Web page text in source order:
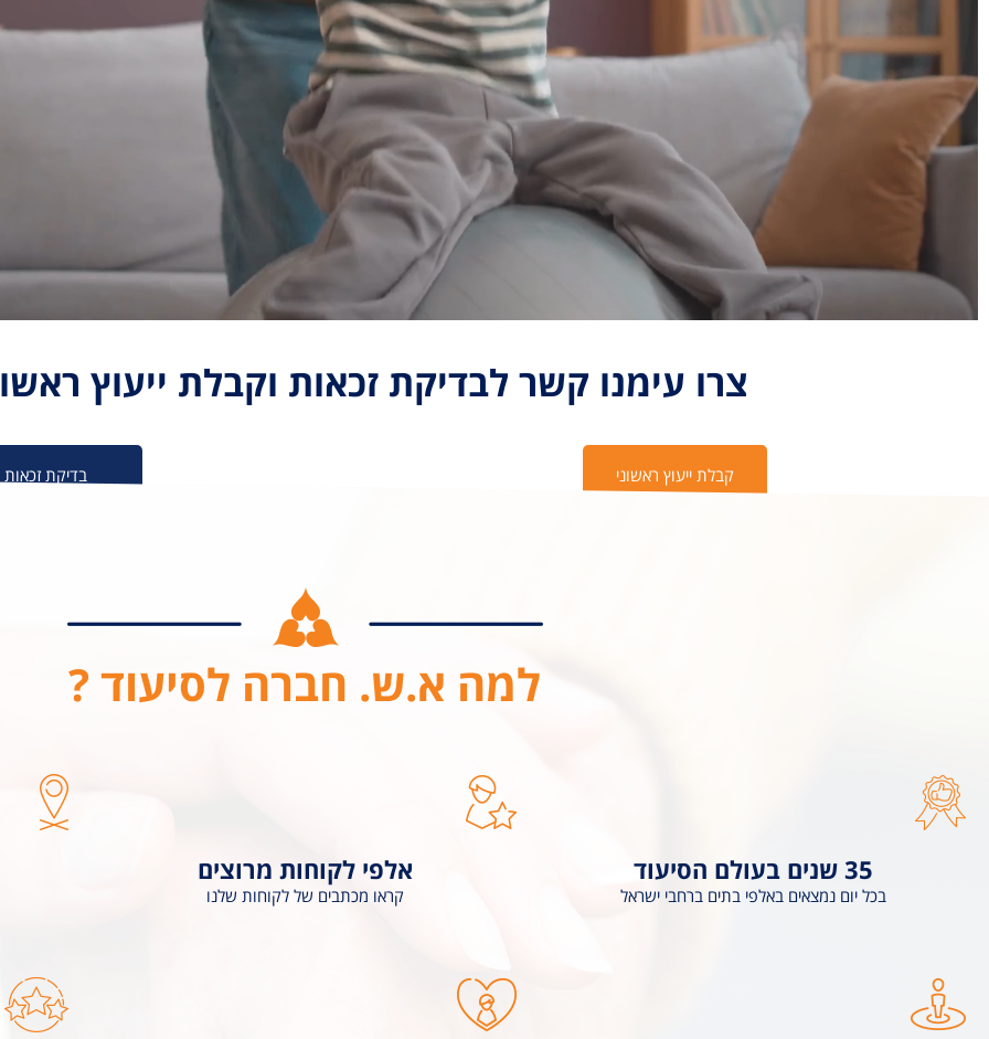
צרו עימנו קשר לבדיקת זכאות וקבלת ייעוץ
קבלת ייעוץ ראשוני בדיקת זכאות
למה א.ש. חברה לסיעוד ?
35 שנים בעולם הסיעוד
בכל יום נמצאים באלפי בתים ברחבי ישראל
אלפי לקוחות מרוצים
קראו מכתבים של לקוחות שלנו